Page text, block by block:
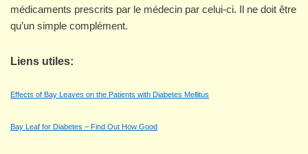
médicaments prescrits par le médecin par celui-ci. Il ne doit être
qu’un simple complément.
Liens utiles:
Effects of Bay Leaves on the Patients with Diabetes Mellitus
Bay Leaf for Diabetes – Find Out How Good